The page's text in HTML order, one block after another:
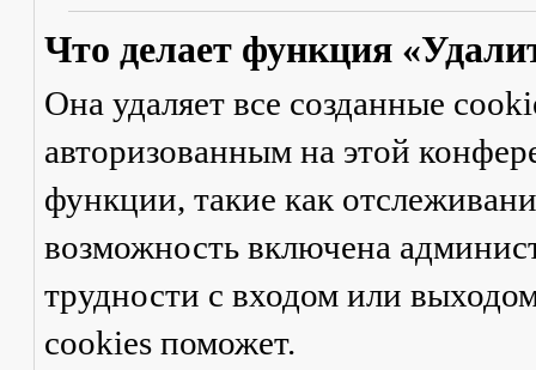
Что делает функция
Она удаляет все созданные
авторизованным на этой
функции, такие как
возможность включена
трудности с входом или
cookies поможет.